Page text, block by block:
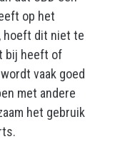
op het
hoeft dit niet te
bij heeft of
vaak goed
met andere
het gebruik